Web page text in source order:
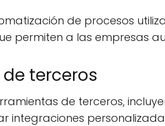
de procesos
permiten a las empresas
terceros
de terceros,
integraciones